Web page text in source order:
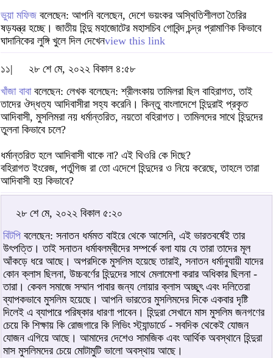
ভুয়া মফিজ বলেছেন: আপনি বলেছেন, দেশে ভয়ংকর অস্থিতিশীলতা তৈরির
ষড়যন্ত্র হচ্ছে। জাতীয় হিন্দু মহাজোটের মহাসচিব গোবিন্দ চন্দ্র প্রামাণিক কিভাবে
ঘাদানিকের লুঙ্গি খুলে দিল দেখেনview this link
১১|
২৮ শে মে, ২০২২ বিকাল ৪:৫৮
খাঁজা বাবাবলেছেন: লেখক বলেছেন: শ্রীলংকায় তামিলরা ছিল বাহিরাগত, তাই
তাদের ঔদ্ধত্য আদিবাসীরা সহ্য করেনি। কিন্তু বাংলাদেশে হিন্দুরাই প্রকৃত
আদিবাসী, মুসলিমরা নয় ধর্মান্তরিত, নয়তো বহিরাগত। তামিলদের সাথে হিন্দুদের
তুলনা কিভাবে চলে?
ধর্মান্তরিত হলে আদিবাসী থাকে না? এই থিওরি কে দিছে?
বহিরাগত ইংরেজ, পর্তুগিজ রা তো এদেশে হিন্দুদের ও নিয়ে করেছে, তাহলে তারা
আদিবাসী হয় কিভাবে?
২৮ শে মে, ২০২২ বিকাল ৫:২০
বিটপি বলেছেন: সনাতন ধর্মমত বাইরে থেকে আসেনি, এই ভারতবর্ষেই তার
উৎপত্তি। তাই সনাতন ধর্মাবলম্বীদের সম্পর্কে বলা যায় যে তারা তাদের মূল
আঁকড়ে ধরে আছে। অপরদিকে মুসলিম হয়েছে তারাই, সনাতন ধর্মানুযায়ী যাদের
কোন ক্লাস ছিলনা, উচ্চবর্ণের হিন্দুদের সাথে মেলামেশা করার অধিকার ছিলনা -
তারা। কেবল সমাজে সম্মান পাবার জন্য লোয়ার ক্লাস অচ্ছুৎ এবং দলিতেরা
ব্যাপকভাবে মুসলিম হয়েছে। আপনি ভারতের মুসলিমদের দিকে একবার দৃষ্টি
দিলেই এ ব্যাপারে পরিষ্কার ধারণা পাবেন। হিন্দুরা সেখানে মাস মুসলিম জনগণের
চেয়ে কি শিক্ষায় কি রোজগারে কি লিভিং স্ট্যান্ডার্ডে - সবদিক থেকেই যোজন
যোজন এগিয়ে আছে। আমাদের দেশেও সামজিক এবং আর্থিক অবস্থানে হিন্দুরা
মাস মুসলিমদের চেয়ে মোটামুটি ভালো অবস্থায় আছে।